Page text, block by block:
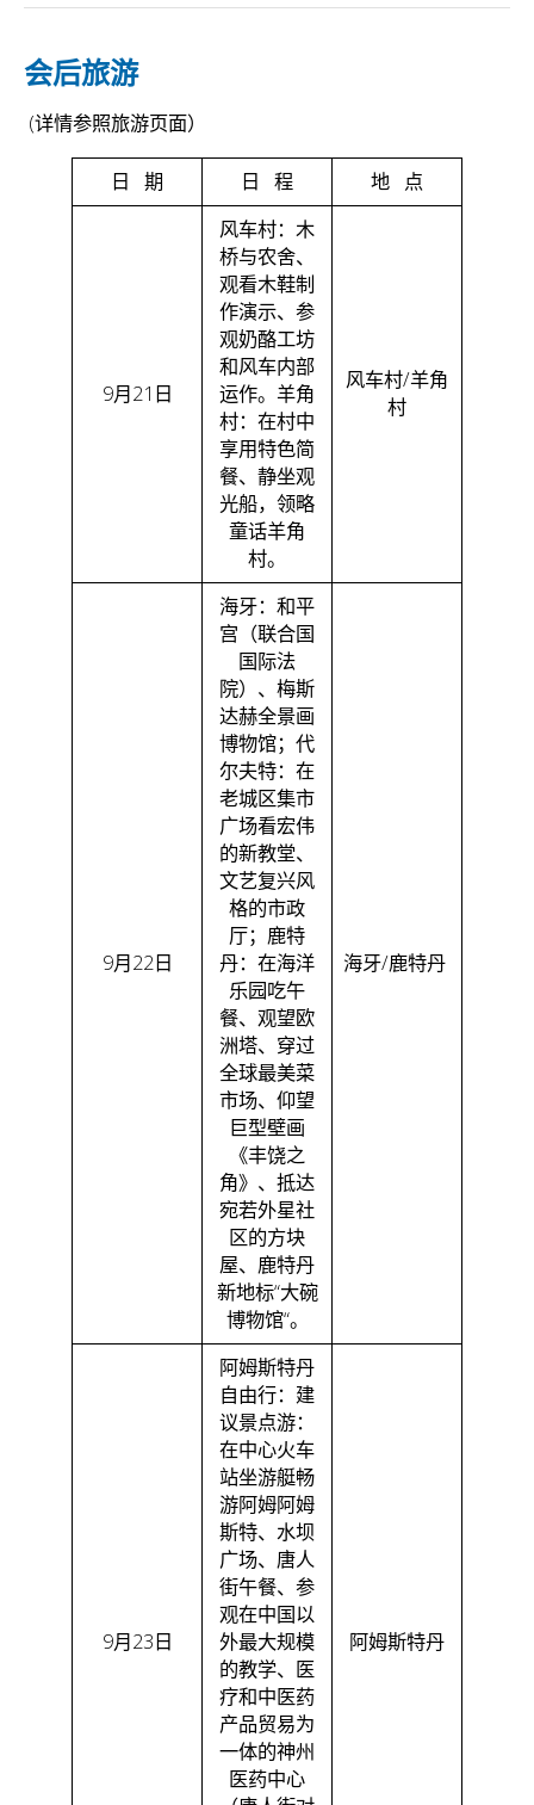
会后旅游
(详情参照旅游页面）
日 期 日 程 地 点
9月21日
风车村：木
桥与农舍、
观看木鞋制
作演示、参
观奶酪工坊
和风车内部
运作。羊角
村：在村中
享用特色简
餐、静坐观
光船，领略
童话羊角
村。
风车村/羊角
村
9月22日
海牙：和平
宫（联合国
国际法
院）、梅斯
达赫全景画
博物馆；代
尔夫特：在
老城区集市
广场看宏伟
的新教堂、
文艺复兴风
格的市政
厅；鹿特
丹：在海洋
乐园吃午
餐、观望欧
洲塔、穿过
全球最美菜
市场、仰望
巨型壁画
《丰饶之
角》、抵达
宛若外星社
区的方块
屋、鹿特丹
新地标“大碗
博物馆“。
海牙/鹿特丹
9月23日
阿姆斯特丹
自由行：建
议景点游：
在中心火车
站坐游艇畅
游阿姆阿姆
斯特、水坝
广场、唐人
街午餐、参
观在中国以
外最大规模
的教学、医
疗和中医药
产品贸易为
一体的神州
医药中心
阿姆斯特丹